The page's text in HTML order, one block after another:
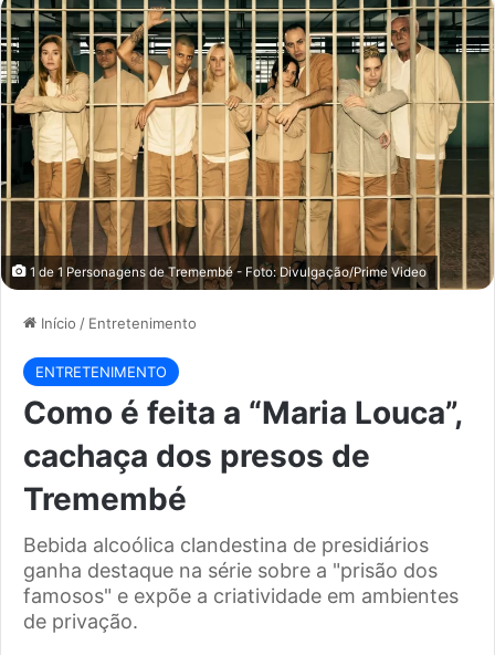
1 de 1 Personagens de Tremembé - Foto: Divulgação/Prime Video
Início / Entretenimento
ENTRETENIMENTO
Como é feita a “Maria Louca”,
cachaça dos presos de
Tremembé
Bebida alcoólica clandestina de presidiários
ganha destaque na série sobre a "prisão dos
famosos" e expõe a criatividade em ambientes
de privação.